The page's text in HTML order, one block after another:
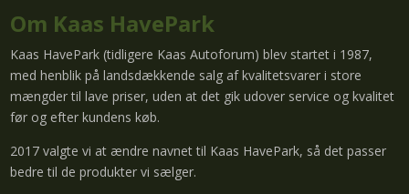
Om Kaas HavePark
Kaas HavePark (tidligere Kaas Autoforum) blev startet i 1987,
med henblik på landsdækkende salg af kvalitetsvarer i store
mængder til lave priser, uden at det gik udover service og kvalitet
før og efter kundens køb.
2017 valgte vi at ændre navnet til Kaas HavePark, så det passer
bedre til de produkter vi sælger.